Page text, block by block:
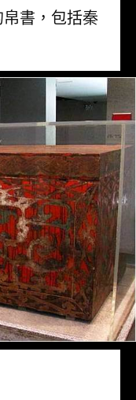
書，包括秦